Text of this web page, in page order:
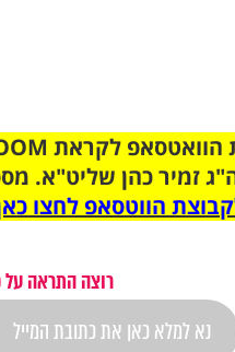
זמיר כהן שליט"א.
הווטסאפ לחצו
רוצה התראה על